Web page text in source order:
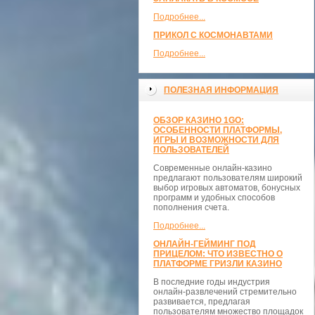
Подробнее...
ПРИКОЛ С КОСМОНАВТАМИ
Подробнее...
ПОЛЕЗНАЯ ИНФОРМАЦИЯ
ОБЗОР КАЗИНО 1GO:
ОСОБЕННОСТИ ПЛАТФОРМЫ,
ИГРЫ И ВОЗМОЖНОСТИ ДЛЯ
ПОЛЬЗОВАТЕЛЕЙ
Современные онлайн-казино
предлагают пользователям широкий
выбор игровых автоматов, бонусных
программ и удобных способов
пополнения счета.
Подробнее...
ОНЛАЙН-ГЕЙМИНГ ПОД
ПРИЦЕЛОМ: ЧТО ИЗВЕСТНО О
ПЛАТФОРМЕ ГРИЗЛИ КАЗИНО
В последние годы индустрия
онлайн-развлечений стремительно
развивается, предлагая
пользователям множество площадок